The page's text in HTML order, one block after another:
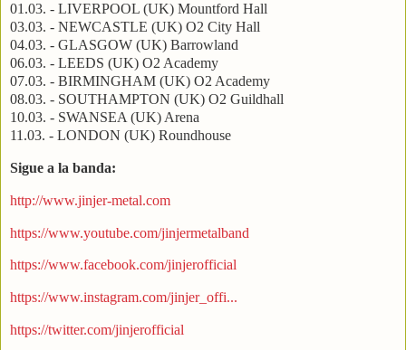
01.03. - LIVERPOOL (UK) Mountford Hall
03.03. - NEWCASTLE (UK) O2 City Hall
04.03. - GLASGOW (UK) Barrowland
06.03. - LEEDS (UK) O2 Academy
07.03. - BIRMINGHAM (UK) O2 Academy
08.03. - SOUTHAMPTON (UK) O2 Guildhall
10.03. - SWANSEA (UK) Arena
11.03. - LONDON (UK) Roundhouse
Sigue a la banda:
http://www.jinjer-metal.com
https://www.youtube.com/jinjermetalband
https://www.facebook.com/jinjerofficial
https://www.instagram.com/jinjer_offi...
https://twitter.com/jinjerofficial